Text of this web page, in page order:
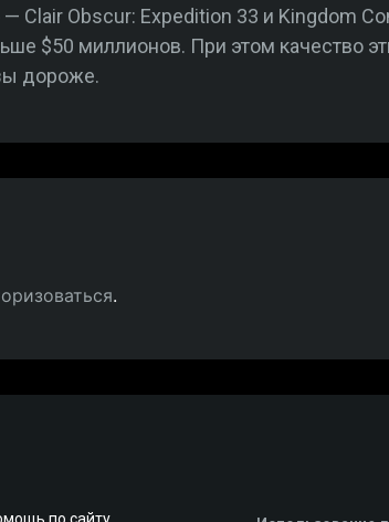
Clair Obscur: Expedition 33 и Kingdom
$50 миллионов. При этом качество
дороже.
.